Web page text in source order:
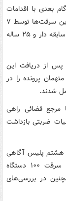
بعدی با اقدامات
اطلاعاتی و شیوه‌های نوین کشف جرم متوجه شدند این سرقت‌ها توسط ۷
مرد جوان انجام شده و سردسته این باند بزرگ مردی سابقه دار و ۲۵ ساله
پس از دریافت این
پرونده را در
شدند.
مرجع قضائی راهی
را در عملیات ضربتی بازداشت
هشتم پلیس آگاهی
هدف تحقیق قرار گرفتند و به جرم خود مبنی بر سرقت ۱۰۰ دستگاه
در بررسی‌های